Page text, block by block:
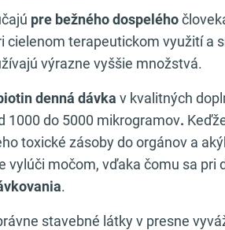
pre bežného dospelého
cielenom terapeutickom využití a
výrazne vyššie množstvá.
denná dávka v kvalitných
1000 do 5000 mikrogramov.
toxické zásoby do orgánov a
vylúči močom, vďaka čomu sa pri
.
stavebné látky v presne